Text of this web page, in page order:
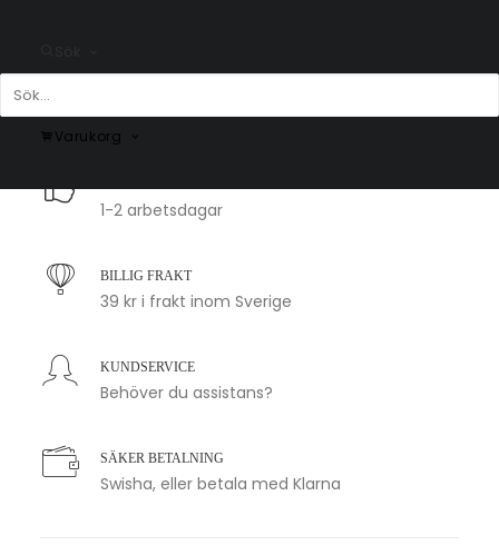
Varukorg
1-2 arbetsdagar
BILLIG FRAKT
39 kr i frakt inom Sverige
KUNDSERVICE
Behöver du assistans?
SÄKER BETALNING
Swisha, eller betala med Klarna